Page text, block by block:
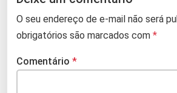
O seu endereço de e-mail não será
obrigatórios são marcados com *
Comentário *